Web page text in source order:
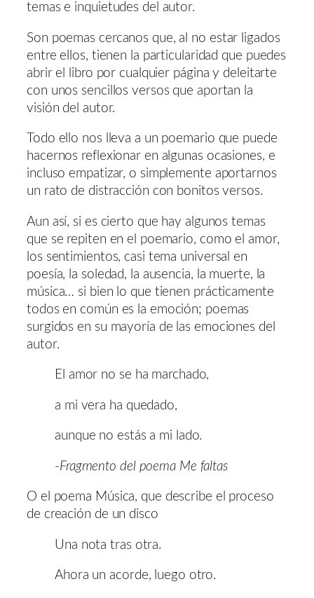
temas e inquietudes del autor.
Son poemas cercanos que, al no estar ligados
entre ellos, tienen la particularidad que puedes
abrir el libro por cualquier página y deleitarte
con unos sencillos versos que aportan la
visión del autor.
Todo ello nos lleva a un poemario que puede
hacernos reflexionar en algunas ocasiones, e
incluso empatizar, o simplemente aportarnos
un rato de distracción con bonitos versos.
Aun así, si es cierto que hay algunos temas
que se repiten en el poemario, como el amor,
los sentimientos, casi tema universal en
poesía, la soledad, la ausencia, la muerte, la
música… si bien lo que tienen prácticamente
todos en común es la emoción; poemas
surgidos en su mayoría de las emociones del
autor.
El amor no se ha marchado,
a mi vera ha quedado,
aunque no estás a mi lado.
-Fragmento del poema Me faltas
O el poema Música, que describe el proceso
de creación de un disco
Una nota tras otra.
Ahora un acorde, luego otro.